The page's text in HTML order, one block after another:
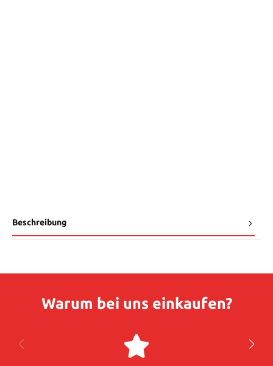
Beschreibung
Warum bei uns einkaufen?